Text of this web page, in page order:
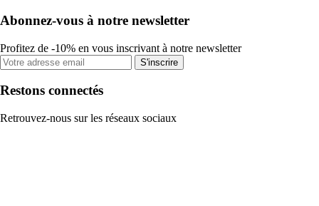
Abonnez-vous à notre newsletter
Profitez de -10% en vous inscrivant à notre newsletter
S'inscrire
Restons connectés
Retrouvez-nous sur les réseaux sociaux